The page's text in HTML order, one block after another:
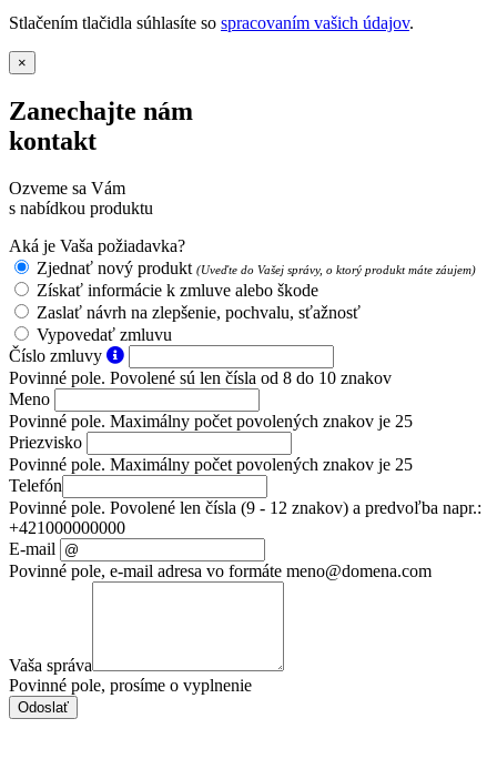
Stlačením tlačidla súhlasíte so spracovaním vašich údajov.
×
Zanechajte nám
kontakt
Ozveme sa Vám
s nabídkou produktu
Aká je Vaša požiadavka?
Zjednať nový produkt (Uveďte do Vašej správy, o ktorý produkt máte záujem)
Získať informácie k zmluve alebo škode
Zaslať návrh na zlepšenie, pochvalu, sťažnosť
Vypovedať zmluvu
Číslo zmluvy
Povinné pole. Povolené sú len čísla od 8 do 10 znakov
Meno
Povinné pole. Maximálny počet povolených znakov je 25
Priezvisko
Povinné pole. Maximálny počet povolených znakov je 25
Telefón
Povinné pole. Povolené len čísla (9 - 12 znakov) a predvoľba napr.:
+421000000000
E-mail
Povinné pole, e-mail adresa vo formáte meno@domena.com
Vaša správa
Povinné pole, prosíme o vyplnenie